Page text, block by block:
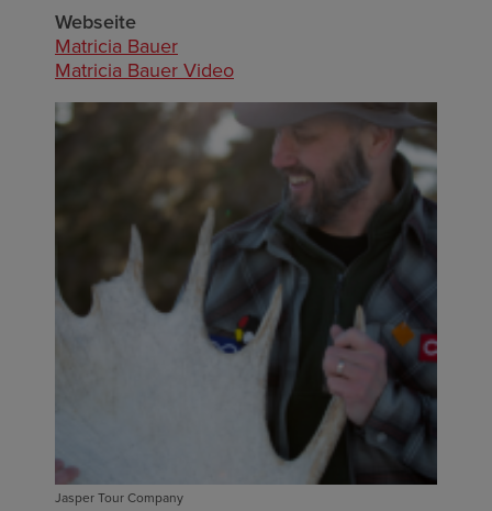
Webseite
Matricia Bauer
Matricia Bauer Video
Jasper Tour Company